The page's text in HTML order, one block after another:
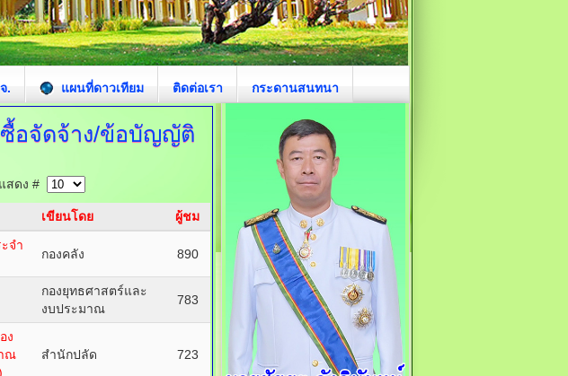
. แผนที่ดาวเทียม ติดต่อเรา กระดานสนทนา
อจัดจ้าง/ข้อบัญญัติ
ดง #
เขียนโดย ผู้ชม
จำ
กองคลัง 890
กองยุทธศาสตร์และ
งบประมาณ
783
ง
ณ
สำนักปลัด 723